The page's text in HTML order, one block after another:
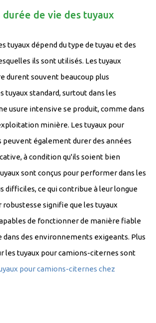
de vie des tuyaux
tuyaux dépend du type de tuyau et des
ils sont utilisés. Les tuyaux
durent souvent beaucoup plus
tuyaux standard, surtout dans les
usure intensive se produit, comme dans
minière. Les tuyaux pour
également durer des années
à condition qu'ils soient bien
sont conçus pour performer dans les
difficiles, ce qui contribue à leur longue
robustesse signifie que les tuyaux
de fonctionner de manière fiable
dans des environnements exigeants. Plus
les tuyaux pour camions-citernes sont
pour camions-citernes chez